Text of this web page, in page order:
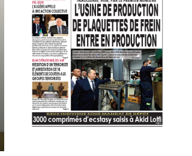
Relizane :
profit de la